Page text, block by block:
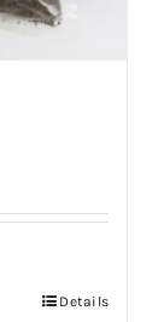
Details